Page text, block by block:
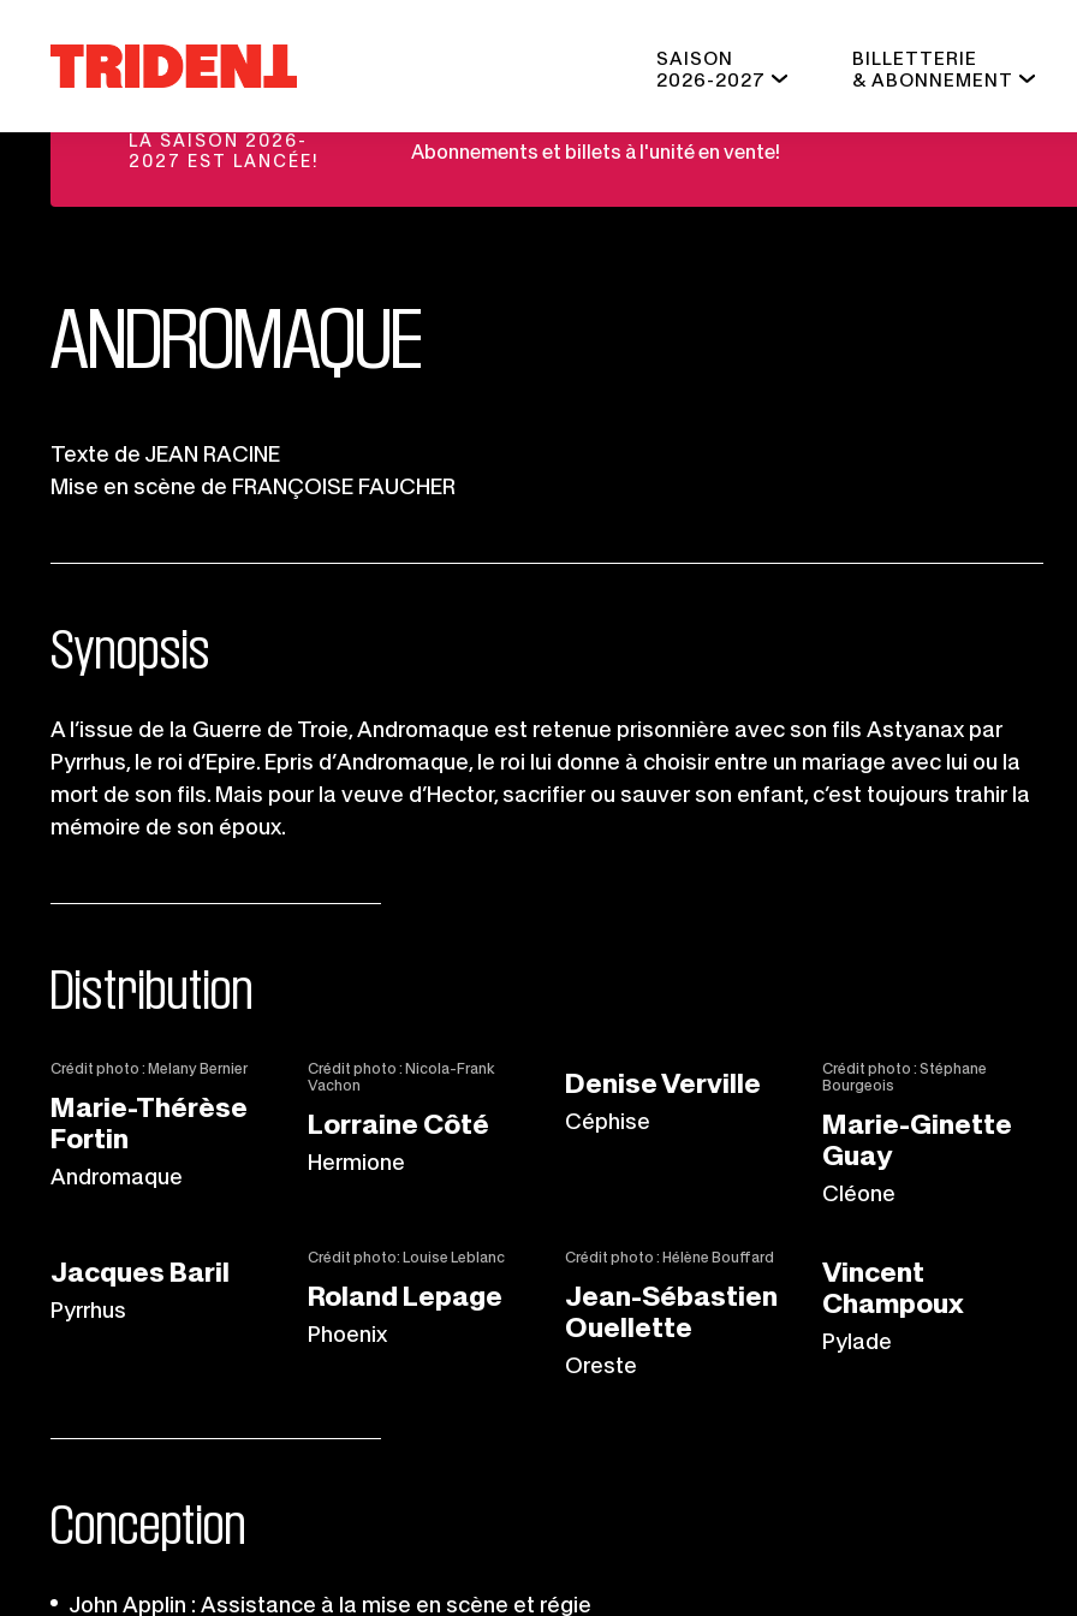
à
page
SAISON
2026-2027
BILLETTERIE
& ABONNEMENT
LA SAISON 2026-
2027 EST LANCÉE!
Abonnements et billets à l'unité en vente!
ANDROMAQUE
Informations
Texte de JEAN RACINE
Mise en scène de FRANÇOISE FAUCHER
Synopsis
A l’issue de la Guerre de Troie, Andromaque est retenue prisonnière avec son fils Astyanax par
Pyrrhus, le roi d’Epire. Epris d’Andromaque, le roi lui donne à choisir entre un mariage avec lui ou la
mort de son fils. Mais pour la veuve d’Hector, sacrifier ou sauver son enfant, c’est toujours trahir la
mémoire de son époux.
Distribution
Crédit photo : Melany Bernier
Marie-Thérèse
Fortin
Andromaque
Crédit photo : Nicola-Frank
Vachon
Lorraine Côté
Hermione
Denise Verville
Céphise
Crédit photo : Stéphane
Bourgeois
Marie-Ginette
Guay
Cléone
Jacques Baril
Pyrrhus
Crédit photo: Louise Leblanc
Roland Lepage
Phoenix
Crédit photo : Hélène Bouffard
Jean-Sébastien
Ouellette
Oreste
Vincent
Champoux
Pylade
Conception
John Applin : Assistance à la mise en scène et régie